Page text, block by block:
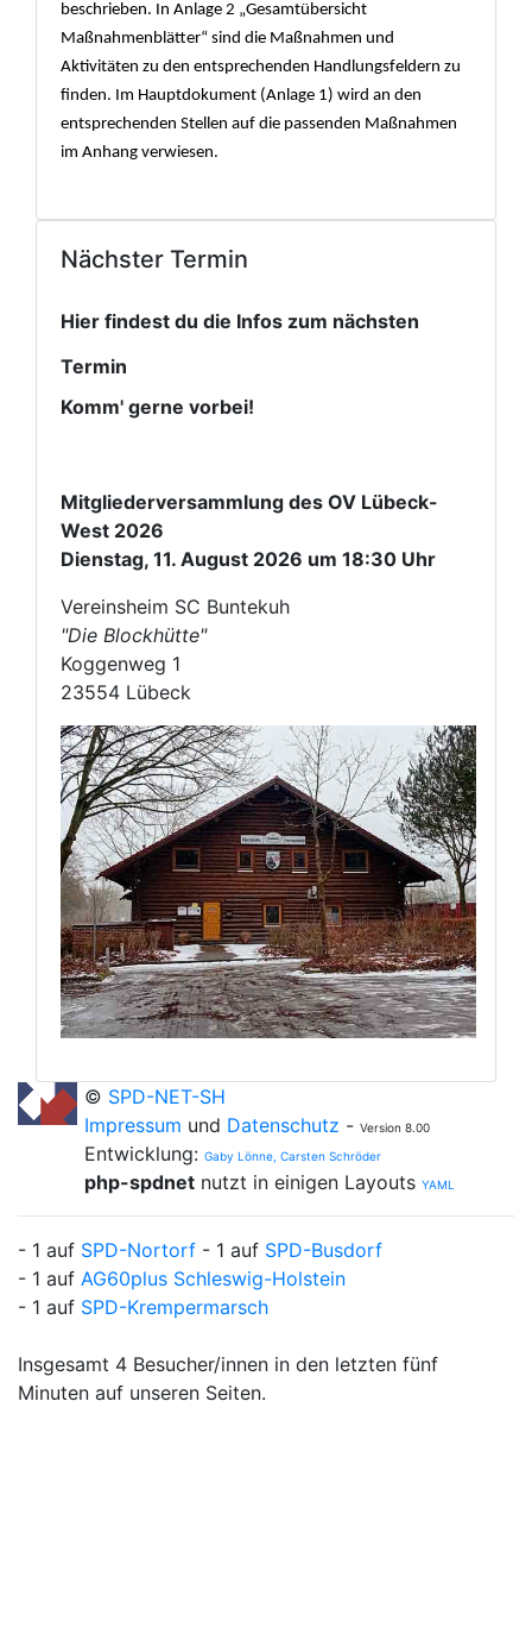
Nächster Termin
Hier findest du die Infos zum nächsten
Termin
Komm' gerne vorbei!
Mitgliederversammlung des OV Lübeck-
West 2026
Dienstag, 11. August 2026 um 18:30 Uhr
Vereinsheim SC Buntekuh
"Die Blockhütte"
Koggenweg 1
23554 Lübeck
beschrieben. In Anlage 2 „Gesamtübersicht
Maßnahmenblätter“ sind die Maßnahmen und
Aktivitäten zu den entsprechenden Handlungsfeldern zu
finden. Im Hauptdokument (Anlage 1) wird an den
entsprechenden Stellen auf die passenden Maßnahmen
im Anhang verwiesen.
© SPD-NET-SH
Impressum und Datenschutz - Version 8.00
Entwicklung: Gaby Lönne, Carsten Schröder
php-spdnet nutzt in einigen Layouts YAML
- 1 auf SPD-Nortorf - 1 auf SPD-Busdorf
- 1 auf AG60plus Schleswig-Holstein
- 1 auf SPD-Krempermarsch
Insgesamt 4 Besucher/innen in den letzten fünf
Minuten auf unseren Seiten.